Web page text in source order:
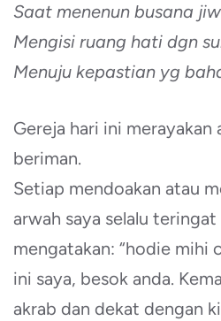
Saat menenun busana
Mengisi ruang hati dgn
Menuju kepastian yg
Gereja hari ini merayakan
beriman.
Setiap mendoakan atau
arwah saya selalu
mengatakan: “hodie mihi
ini saya, besok anda.
akrab dan dekat dengan